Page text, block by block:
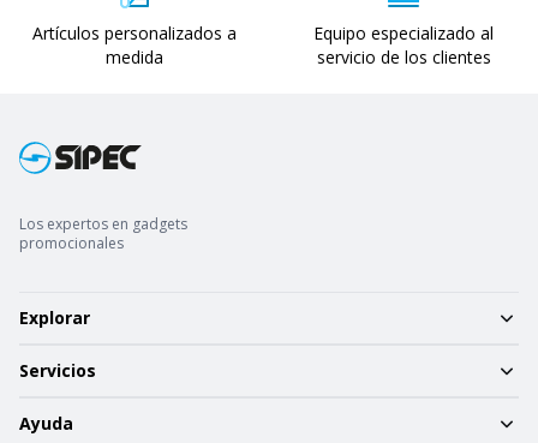
Artículos personalizados a
medida
Equipo especializado al
servicio de los clientes
Los expertos en gadgets
promocionales
Explorar
Servicios
Ayuda